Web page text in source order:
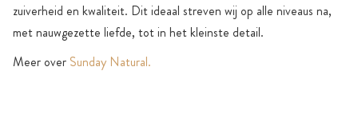
zuiverheid en kwaliteit. Dit ideaal streven wij op alle niveaus na,
met nauwgezette liefde, tot in het kleinste detail.
Meer over Sunday Natural.